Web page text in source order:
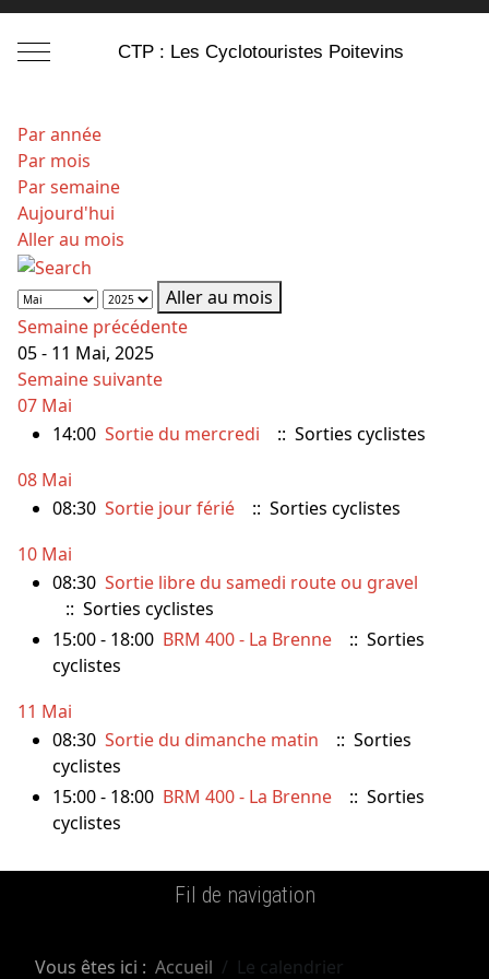
Mobile Menu ToggleCTP : Les Cyclotouristes Poitevins
Par année
Par mois
Par semaine
Aujourd'hui
Aller au mois
Aller au mois
Semaine précédente
05 - 11 Mai, 2025
Semaine suivante
07 Mai
14:00Sortie du mercredi
:: Sorties cyclistes
08 Mai
08:30Sortie jour férié
:: Sorties cyclistes
10 Mai
08:30Sortie libre du samedi route ou gravel
:: Sorties cyclistes
15:00 - 18:00 BRM 400 - La Brenne
:: Sorties
cyclistes
11 Mai
08:30Sortie du dimanche matin
:: Sorties
cyclistes
15:00 - 18:00 BRM 400 - La Brenne
:: Sorties
cyclistes
Fil de navigation
Vous êtes ici :Accueil Le calendrier